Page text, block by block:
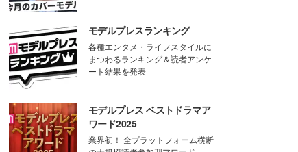
モデルプレスランキング
各種エンタメ・ライフスタイルに
まつわるランキング＆読者アンケ
ート結果を発表
モデルプレス ベストドラマア
ワード2025
業界初！ 全プラットフォーム横断